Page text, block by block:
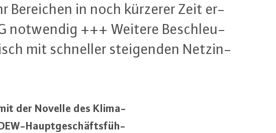
Bereichen in noch kürzerer Zeit er­
notwendig +++ Weitere Be­schleu­
mit schneller stei­gen­den Netz­in­
der Novelle des Kli­ma­
Haupt­ge­schäfts­füh­